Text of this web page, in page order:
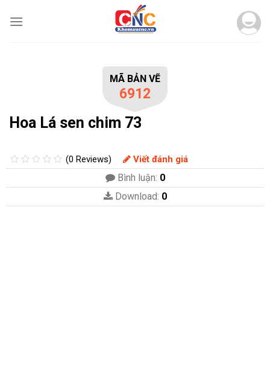
MÃ BẢN VẼ
6912
Hoa Lá sen chim 73
(0 Reviews) Viết đánh giá
Bình luận: 0
Download: 0